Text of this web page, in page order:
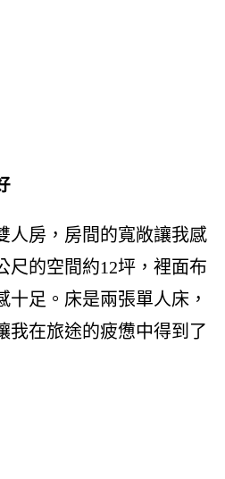
人房，房間的寬敞讓我感
尺的空間約12坪，裡面布
十足。床是兩張單人床，
我在旅途的疲憊中得到了